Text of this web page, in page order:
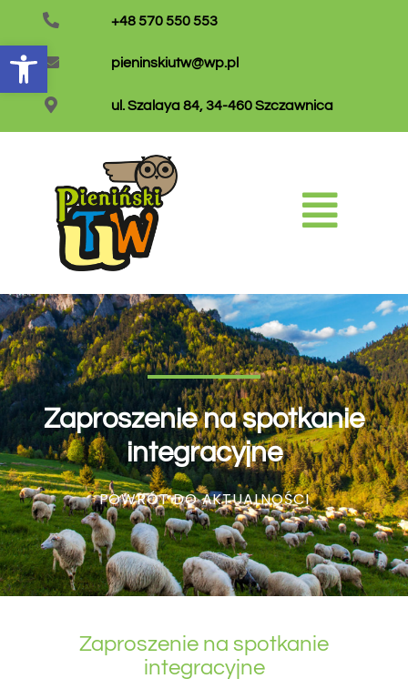
Otwórz pasek narzędzi
+48 570 550 553
pieninskiutw@wp.pl
ul. Szalaya 84, 34-460 Szczawnica
Zaproszenie na spotkanie
integracyjne
POWRÓT DO AKTUALNOŚCI
Zaproszenie na spotkanie
integracyjne